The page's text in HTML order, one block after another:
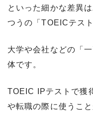
といった細かな差異
つうの「TOEICテス
大学や会社などの「
体です。
TOEIC IPテストで獲
や転職の際に使うこと